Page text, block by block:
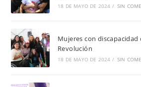
18 DE MAYO DE 2024 / SIN
Mujeres con discapacidad
Revolución
18 DE MAYO DE 2024 / SIN